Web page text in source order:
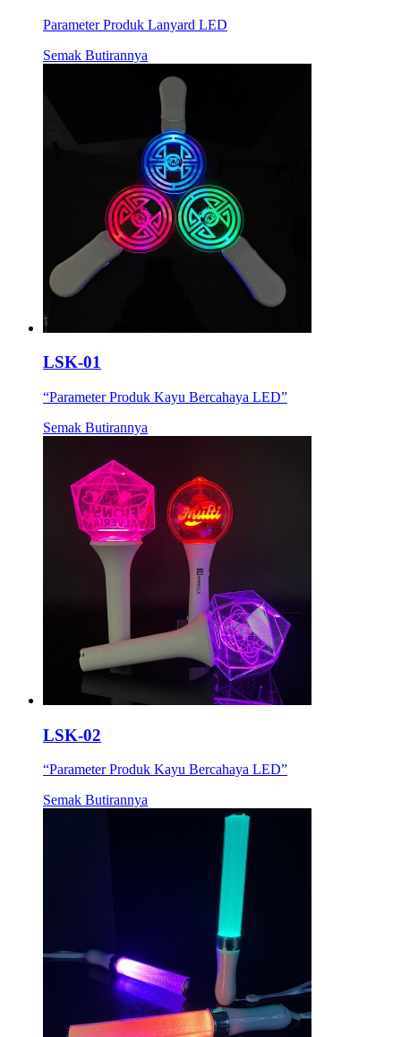
Parameter Produk Lanyard LED
Semak Butirannya
LSK-01
“Parameter Produk Kayu Bercahaya LED”
Semak Butirannya
LSK-02
“Parameter Produk Kayu Bercahaya LED”
Semak Butirannya